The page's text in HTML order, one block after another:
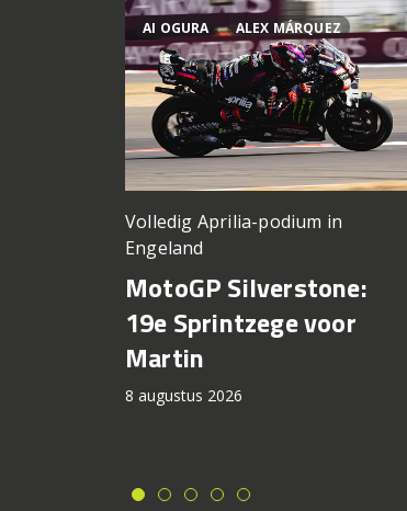
AI OGURA ALEX MÁRQUEZ
Volledig Aprilia-podium in
Engeland
MotoGP Silverstone:
19e Sprintzege voor
Martin
8 augustus 2026